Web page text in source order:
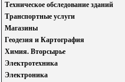
Техническое обследование зданий
Транспортные услуги
Магазины
Геодезия и Картография
Химия. Вторсырье
Электротехника
Электроника